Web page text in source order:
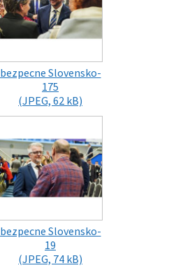
bezpecne Slovensko-
175
(JPEG, 62 kB)
bezpecne Slovensko-
19
(JPEG, 74 kB)